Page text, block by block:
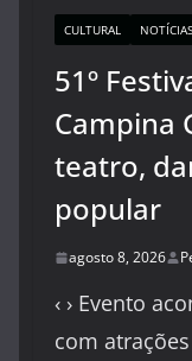
CULTURAL
51º
Campina
teatro,
popular
agosto 8, 2026
‹ › Evento
com